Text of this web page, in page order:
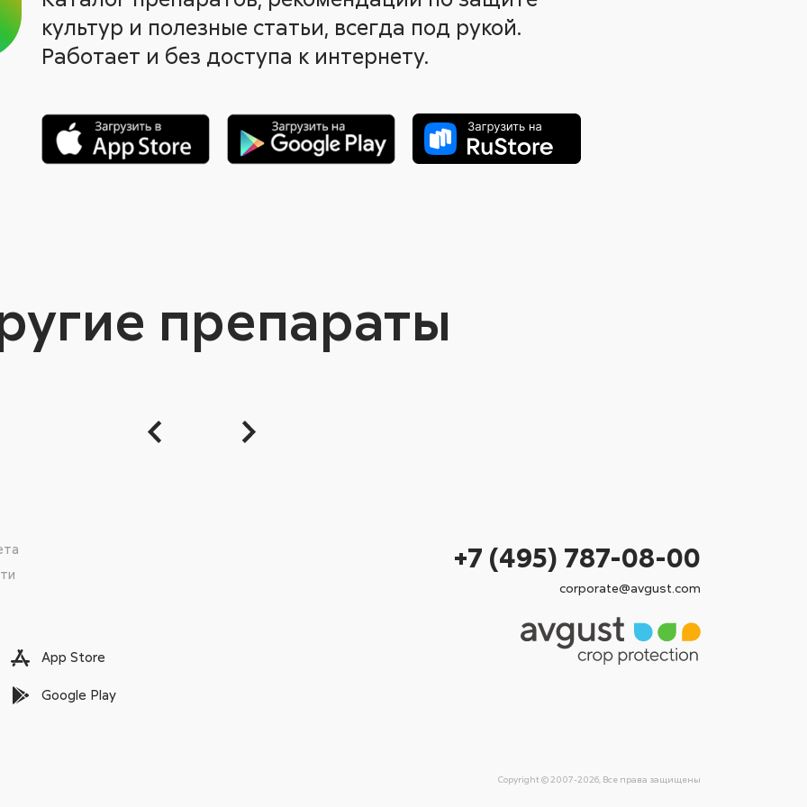
культур и полезные статьи, всегда под рукой.
Работает и без доступа к интернету.
препараты
App Store
Google Play
+7 (495) 787-08-00
corporate@avgust.com
Copyright © 2007-2026, Все права защищены